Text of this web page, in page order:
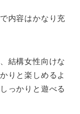
内容はかなり充
結構女性向けな
りと楽しめるよ
っかりと遊べる